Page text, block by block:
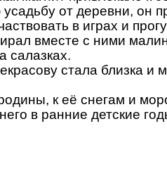
от деревни, он
в играх и
вместе с ними
салазках.
стала близка и
к её снегам и
в ранние детские